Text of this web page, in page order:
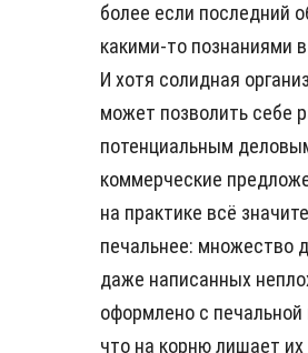
более если последний
какими-то познаниями
И хотя солидная
может позволить себе
потенциальным
коммерческие
на практике всё
печальнее: множество
даже написанных
оформлено с
что на корню лишает